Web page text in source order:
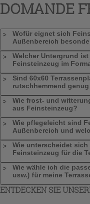
DOMANDE
Wofür eignet sich
Außenbereich
Welcher Untergrund
Feinsteinzeug im
Sind 60x60
rutschhemmend
Wie frost- und
aus Feinsteinzeug?
Wie pflegeleicht sind
Außenbereich und
Wie unterscheidet
Feinsteinzeug für die
Wie wähle ich die
usw.) für meine
ENTDECKEN SIE